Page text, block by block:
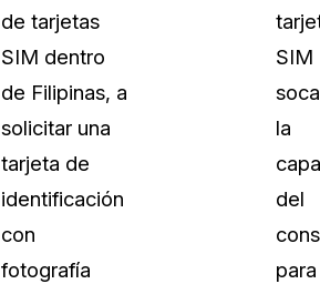
algoritmo mejorado
Casos Practicos
sus necesidades de redacción
Centro de Ayuda
Obtenga respuestas a sus
CaseGuard
de tarjetas
SIM dentro
de Filipinas, a
solicitar una
tarjeta de
identificación
con
fotografía
SIM
la
del
para